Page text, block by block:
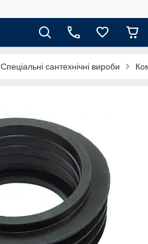
Спеціальні сантехнічні вироби